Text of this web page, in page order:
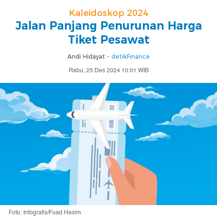
Kaleidoskop 2024
Jalan Panjang Penurunan Harga
Tiket Pesawat
Andi Hidayat - detikFinance
Rabu, 25 Des 2024 10:01 WIB
Foto: Infografis/Fuad Hasim